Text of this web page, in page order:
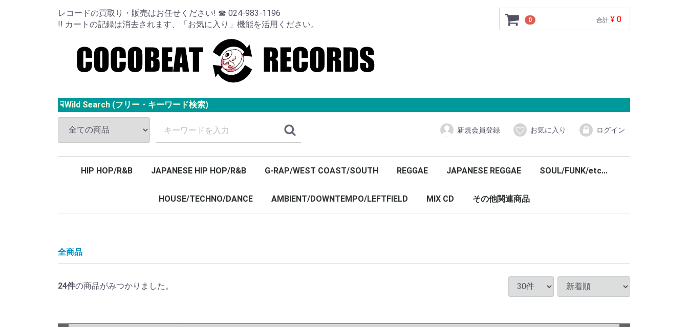
レコードの買取り・販売はお任せください! ☎ 024-983-1196
!! カートの記録は消去されます、「お気に入り」機能を活用ください。
0 合計 ¥ 0
☟Wild Search (フリー・キーワード検索)
新規会員登録 お気に入り ログイン
HIP HOP/R&B JAPANESE HIP HOP/R&B G-RAP/WEST COAST/SOUTH REGGAE JAPANESE REGGAE SOUL/FUNK/etc...
HOUSE/TECHNO/DANCE AMBIENT/DOWNTEMPO/LEFTFIELD MIX CD その他関連商品
全商品
24件の商品がみつかりました。